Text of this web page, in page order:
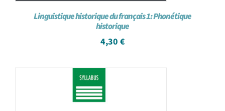
Linguistique historique du français 1: Phonétique
historique
4,30 €